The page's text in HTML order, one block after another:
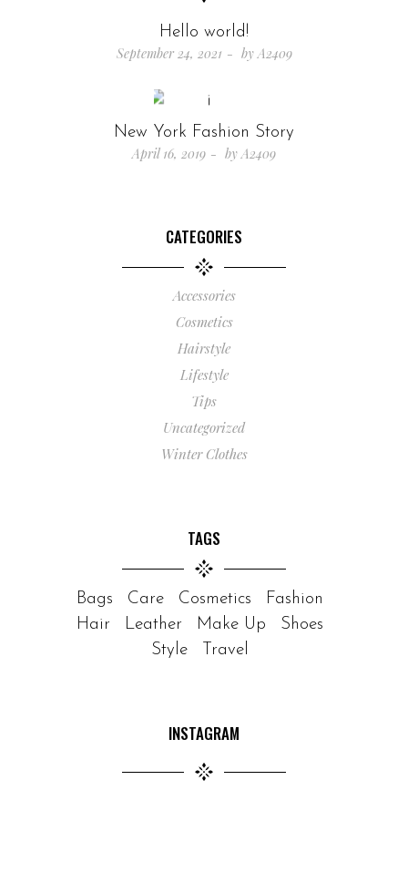
Hello world!
September 24, 2021
byA2409
New York Fashion Story
April 16, 2019
byA2409
CATEGORIES
Accessories
Cosmetics
Hairstyle
Lifestyle
Tips
Uncategorized
Winter Clothes
TAGS
Bags Care Cosmetics
Fashion
Hair
Leather Make Up
Shoes
Style
Travel
INSTAGRAM